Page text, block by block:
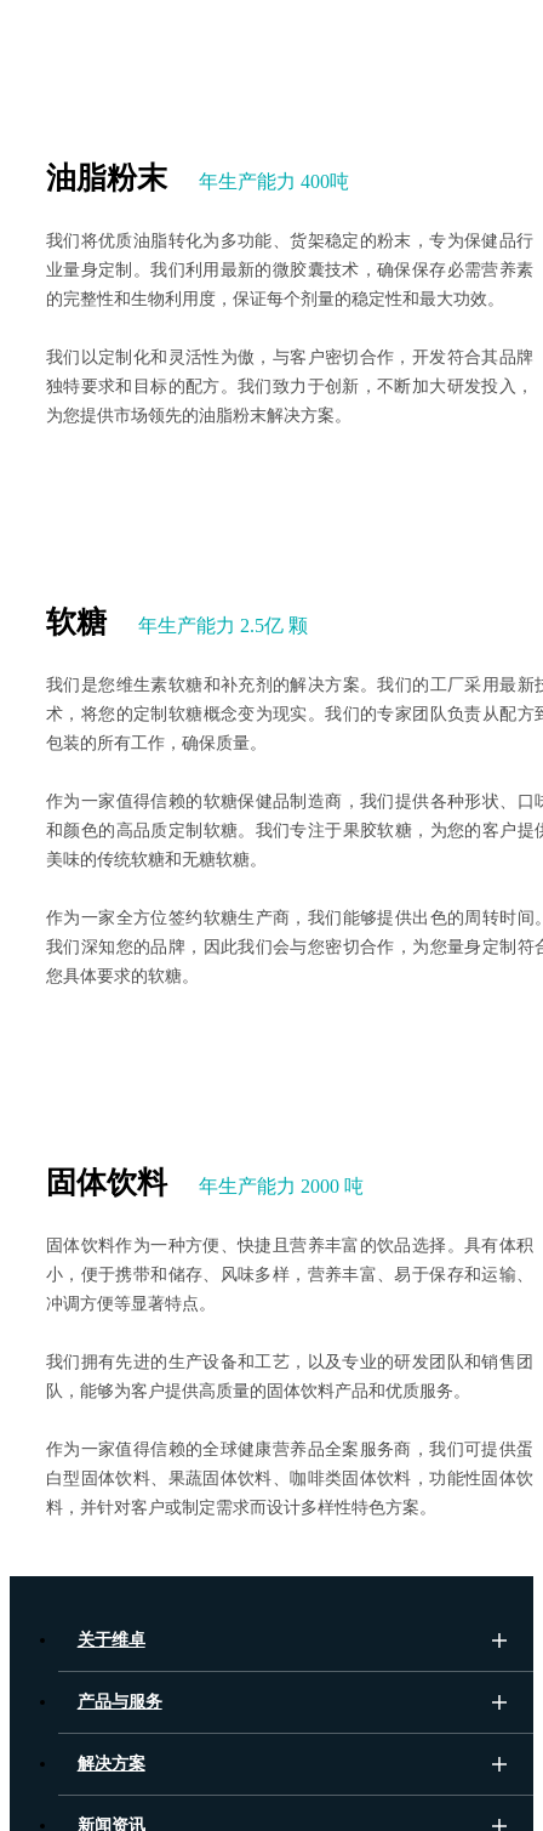
油脂粉末 年生产能力 400吨
我们将优质油脂转化为多功能、货架稳定的粉末，专为保健品行
业量身定制。我们利用最新的微胶囊技术，确保保存必需营养素
的完整性和生物利用度，保证每个剂量的稳定性和最大功效。
我们以定制化和灵活性为傲，与客户密切合作，开发符合其品牌
独特要求和目标的配方。我们致力于创新，不断加大研发投入，
为您提供市场领先的油脂粉末解决方案。
软糖 年生产能力 2.5亿 颗
我们是您维生素软糖和补充剂的解决方案。我们的工厂采用最新
术，将您的定制软糖概念变为现实。我们的专家团队负责从配方
包装的所有工作，确保质量。
作为一家值得信赖的软糖保健品制造商，我们提供各种形状、口
和颜色的高品质定制软糖。我们专注于果胶软糖，为您的客户提
美味的传统软糖和无糖软糖。
作为一家全方位签约软糖生产商，我们能够提供出色的周转时间
我们深知您的品牌，因此我们会与您密切合作，为您量身定制符
您具体要求的软糖。
固体饮料 年生产能力 2000 吨
固体饮料作为一种方便、快捷且营养丰富的饮品选择。具有体积
小，便于携带和储存、风味多样，营养丰富、易于保存和运输、
冲调方便等显著特点。
我们拥有先进的生产设备和工艺，以及专业的研发团队和销售团
队，能够为客户提供高质量的固体饮料产品和优质服务。
作为一家值得信赖的全球健康营养品全案服务商，我们可提供蛋
白型固体饮料、果蔬固体饮料、咖啡类固体饮料，功能性固体饮
料，并针对客户或制定需求而设计多样性特色方案。
关于维卓
产品与服务
解决方案
新闻资讯